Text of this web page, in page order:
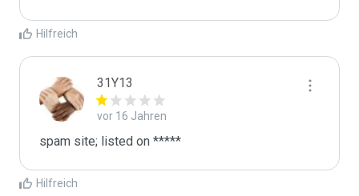
Hilfreich
31Y13
vor 16 Jahren
spam site; listed on *****
Hilfreich